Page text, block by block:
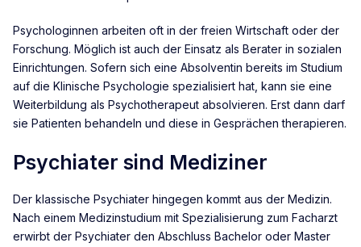
Psychologinnen arbeiten oft in der freien Wirtschaft oder der
Forschung. Möglich ist auch der Einsatz als Berater in sozialen
Einrichtungen. Sofern sich eine Absolventin bereits im Studium
auf die Klinische Psychologie spezialisiert hat, kann sie eine
Weiterbildung als Psychotherapeut absolvieren. Erst dann darf
sie Patienten behandeln und diese in Gesprächen therapieren.
Psychiater sind Mediziner
Der klassische Psychiater hingegen kommt aus der Medizin.
Nach einem Medizinstudium mit Spezialisierung zum Facharzt
erwirbt der Psychiater den Abschluss Bachelor oder Master